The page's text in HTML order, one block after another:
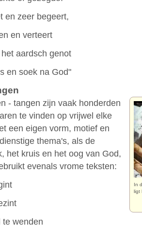
en zeer begeert,
en verteert
aardsch genot
en soek na God"
In
ligt
- tangen zijn vaak honderden
te vinden op vrijwel elke
een eigen vorm, motief en
thema's, als de
het kruis en het oog van God,
evenals vrome teksten:
te wenden